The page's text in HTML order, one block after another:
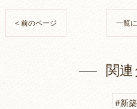
< 前のページ 一覧
関
#新